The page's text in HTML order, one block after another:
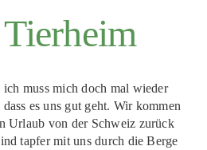
muss mich doch mal wieder
es uns gut geht. Wir kommen
Urlaub von der Schweiz zurück
tapfer mit uns durch die Berge